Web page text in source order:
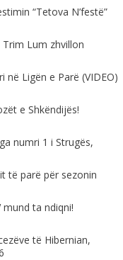
“Tetova N’festë”
Lum zhvillon
në Ligën e Parë (VIDEO)
e Shkëndijës!
numri 1 i Strugës,
të parë për sezonin
mund ta ndiqni!
të Hibernian,